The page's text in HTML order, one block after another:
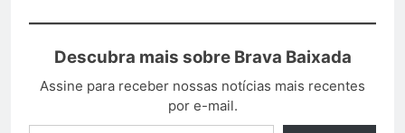
Descubra mais sobre Brava Baixada
Assine para receber nossas notícias mais recentes
por e-mail.